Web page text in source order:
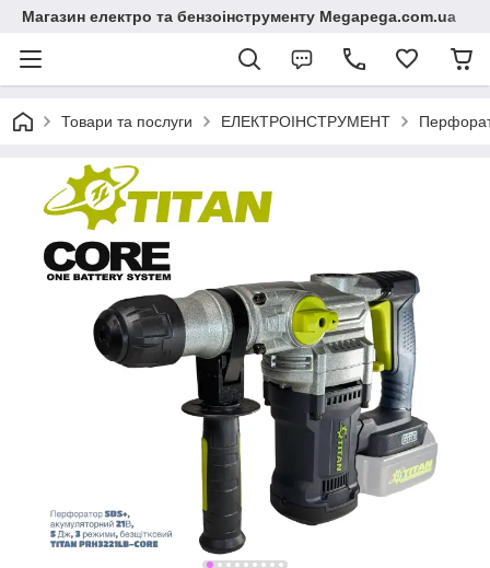
Магазин електро та бензоінструменту Megapega.com.ua
Товари та послуги ЕЛЕКТРОІНСТРУМЕНТ